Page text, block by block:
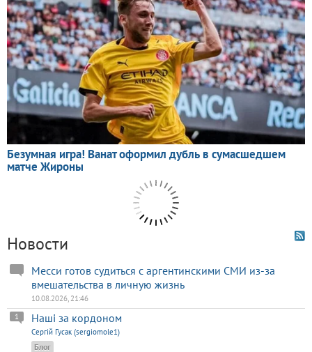
Новости
Месси готов судиться с аргентинскими СМИ из-за
вмешательства в личную жизнь
10.08.2026, 21:46
Наші за кордоном
1
Сергій Гусак (sergiomole1)
Блог